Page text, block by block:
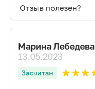
Отзыв полезен?
Марина Лебедева
13.05.2023
Засчитан